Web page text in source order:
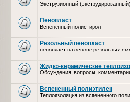
Экструзионный
Пенопласт
Вспененный полистирол
Резольный пенопласт
пенопласт на основе резольных
Жидко-керамические
Обсуждения, вопросы,
Вспененный полиэтилен
Теплоизоляция из вспененного